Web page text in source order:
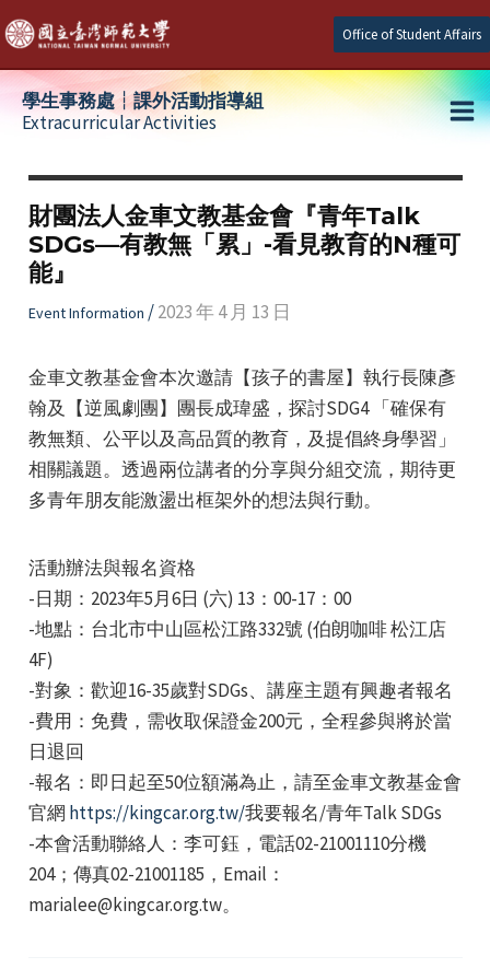
Skip
to
content
Office of Student Affairs
學生事務處┆課外活動指導組
Extracurricular Activities
財團法人金車文教基金會『青年Talk
SDGs—有教無「累」-看見教育的N種可
能』
Event Information /2023 年 4 月 13 日
金車文教基金會本次邀請【孩子的書屋】執行長陳彥
翰及【逆風劇團】團長成瑋盛，探討SDG4 「確保有
教無類、公平以及高品質的教育，及提倡終身學習」
相關議題。透過兩位講者的分享與分組交流，期待更
多青年朋友能激盪出框架外的想法與行動。
活動辦法與報名資格
-日期：2023年5月6日 (六) 13：00-17：00
-地點：台北市中山區松江路332號 (伯朗咖啡 松江店
4F)
-對象：歡迎16-35歲對SDGs、講座主題有興趣者報名
-費用：免費，需收取保證金200元，全程參與將於當
日退回
-報名：即日起至50位額滿為止，請至金車文教基金會
官網 https://kingcar.org.tw/我要報名/青年Talk SDGs
-本會活動聯絡人：李可鈺，電話02-21001110分機
204；傳真02-21001185，Email：
marialee@kingcar.org.tw。